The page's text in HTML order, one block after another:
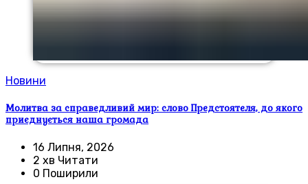
Новини
Молитва за справедливий мир: слово Предстоятеля, до якого
приєднується наша громада
16 Липня, 2026
2 хв Читати
0 Поширили